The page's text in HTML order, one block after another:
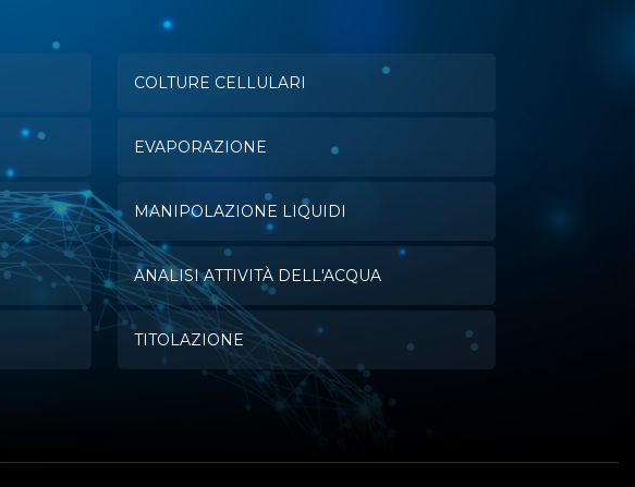
COLTURE CELLULARI
EVAPORAZIONE
MANIPOLAZIONE LIQUIDI
ANALISI ATTIVITÀ DELL'ACQUA
TITOLAZIONE